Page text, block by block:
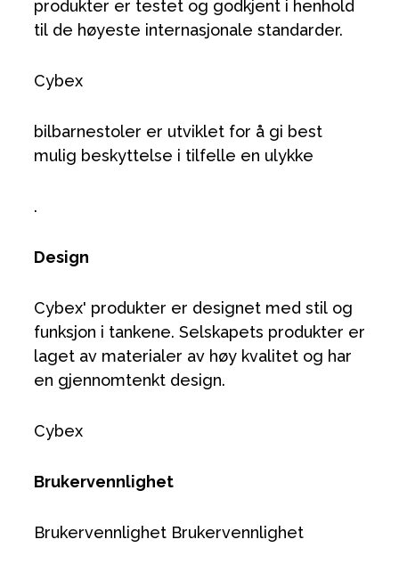
produkter er testet og godkjent i henhold
til de høyeste internasjonale standarder.
Cybex
bilbarnestoler er utviklet for å gi best
mulig beskyttelse i tilfelle en ulykke
.
Design
Cybex' produkter er designet med stil og
funksjon i tankene. Selskapets produkter er
laget av materialer av høy kvalitet og har
en gjennomtenkt design.
Cybex
Brukervennlighet
Brukervennlighet Brukervennlighet